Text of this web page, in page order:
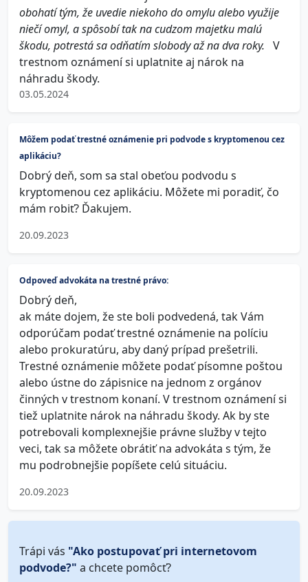
obohatí tým, že uvedie niekoho do omylu alebo využije
niečí omyl, a spôsobí tak na cudzom majetku malú
škodu, potrestá sa odňatím slobody až na dva roky. V
trestnom oznámení si uplatnite aj nárok na
náhradu škody.
03.05.2024
Môžem podať trestné oznámenie pri podvode s kryptomenou cez
aplikáciu?
Dobrý deň, som sa stal obeťou podvodu s
kryptomenou cez aplikáciu. Môžete mi poradiť, čo
mám robiť? Ďakujem.
20.09.2023
Odpoveď advokáta na trestné právo:
Dobrý deň,
ak máte dojem, že ste boli podvedená, tak Vám
odporúčam podať trestné oznámenie na políciu
alebo prokuratúru, aby daný prípad prešetrili.
Trestné oznámenie môžete podať písomne poštou
alebo ústne do zápisnice na jednom z orgánov
činných v trestnom konaní. V trestnom oznámení si
tiež uplatnite nárok na náhradu škody. Ak by ste
potrebovali komplexnejšie právne služby v tejto
veci, tak sa môžete obrátiť na advokáta s tým, že
mu podrobnejšie popíšete celú situáciu.
20.09.2023
Trápi vás "Ako postupovať pri internetovom
podvode?" a chcete pomôcť?